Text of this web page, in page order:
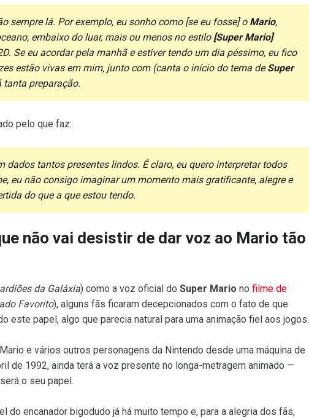
sempre lá. Por exemplo, eu sonho como [se eu fosse] o Mario,
embaixo do luar, mais ou menos no estilo [Super Mario]
Se eu acordar pela manhã e estiver tendo um dia péssimo, eu fico
estão vivas em mim, junto com (canta o início do tema deSuper
tanta preparação.
pelo que faz:
dados tantos presentes lindos. É claro, eu quero interpretar todos
eu não consigo imaginar um momento mais gratificante, alegre e
do que a que estou tendo.
não vai desistir de dar voz ao Mario tão
da Galáxia) como a voz oficial do Super Mario no filme de
Favorito), alguns fãs ficaram decepcionados com o fato de que
este papel, algo que parecia natural para uma animação fiel aos jogos.
e vários outros personagens da Nintendo desde uma máquina de
de 1992, ainda terá a voz presente no longa-metragem animado —
o seu papel.
do encanador bigodudo já há muito tempo e, para a alegria dos fãs,